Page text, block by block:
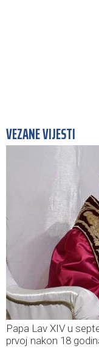
VEZANE VIJESTI
Papa Lav XIV u
prvoj nakon 18